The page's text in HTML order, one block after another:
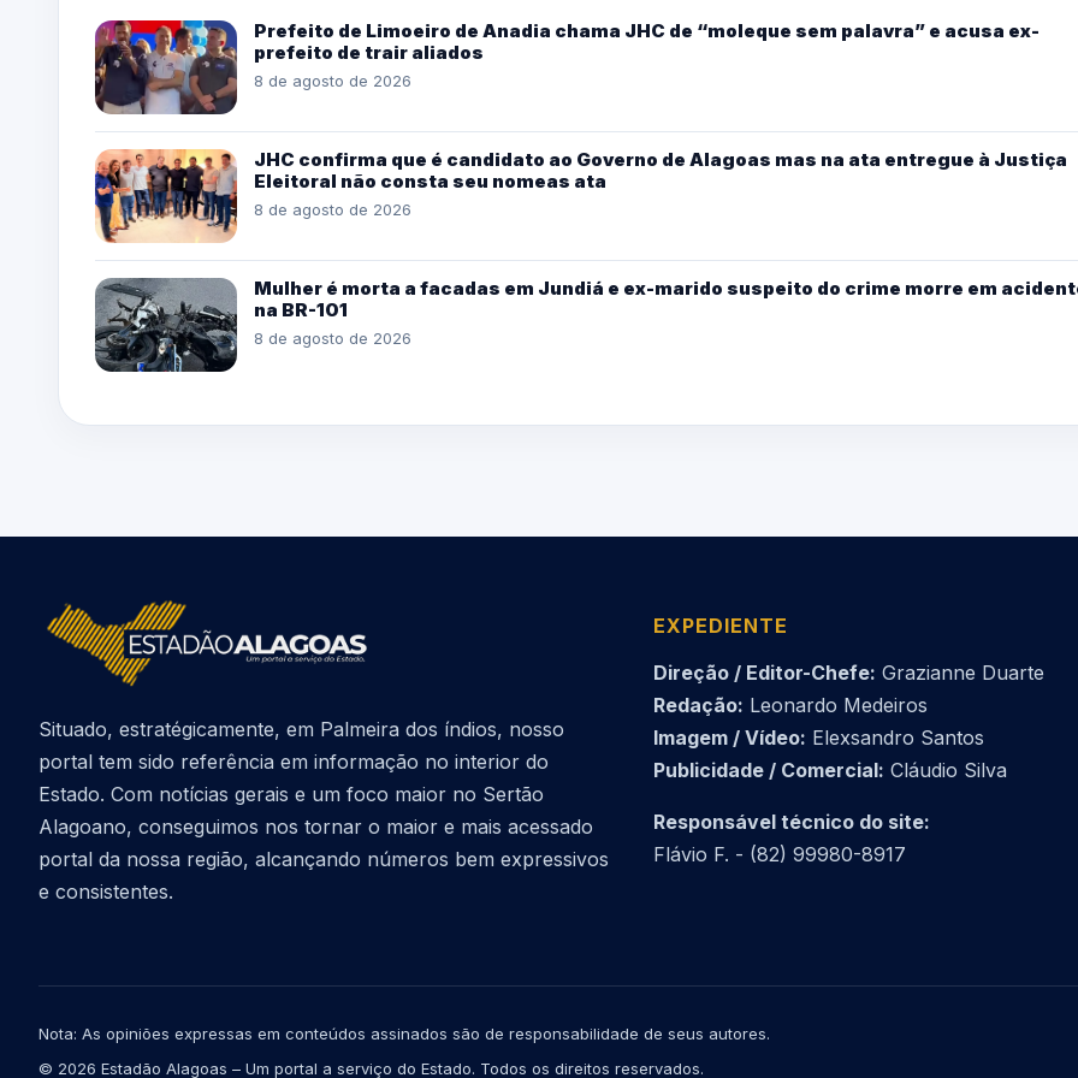
Prefeito de Limoeiro de Anadia chama JHC de “moleque sem palavra” e acusa ex-
prefeito de trair aliados
8 de agosto de 2026
JHC confirma que é candidato ao Governo de Alagoas mas na ata entregue à Justiça
Eleitoral não consta seu nomeas ata
8 de agosto de 2026
Mulher é morta a facadas em Jundiá e ex-marido suspeito do crime morre em
na BR-101
8 de agosto de 2026
Situado, estratégicamente, em Palmeira dos índios, nosso
portal tem sido referência em informação no interior do
Estado. Com notícias gerais e um foco maior no Sertão
Alagoano, conseguimos nos tornar o maior e mais acessado
portal da nossa região, alcançando números bem expressivos
e consistentes.
EXPEDIENTE
Direção / Editor-Chefe: Grazianne Duarte
Redação: Leonardo Medeiros
Imagem / Vídeo: Elexsandro Santos
Publicidade / Comercial: Cláudio Silva
Responsável técnico do site:
Flávio F. - (82) 99980-8917
Nota: As opiniões expressas em conteúdos assinados são de responsabilidade de seus autores.
© 2026 Estadão Alagoas – Um portal a serviço do Estado. Todos os direitos reservados.